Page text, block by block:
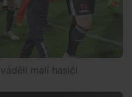
malí hasiči